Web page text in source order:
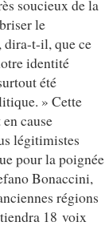
soucieux de la
le
dira-t-il, que ce
identité
été
» Cette
cause
légitimistes
pour la poignée
Bonaccini,
régions
18 voix